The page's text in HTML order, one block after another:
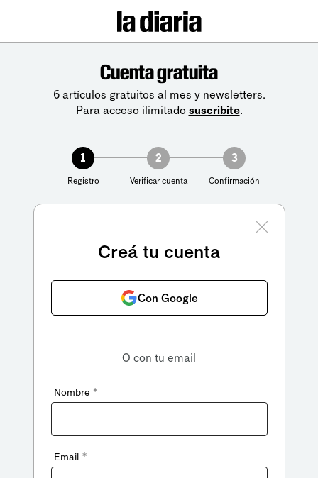
Cuenta gratuita
6 artículos gratuitos al mes y newsletters.
Para acceso ilimitado suscribite.
1
Registro
2
Verificar cuenta
3
Confirmación
Creá tu cuenta
Con Google
O con tu email
Nombre *
Email *